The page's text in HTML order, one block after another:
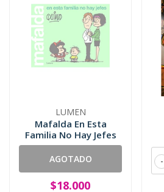
LUMEN
Mafalda En Esta
Familia No Hay Jefes
AGOTADO
$18.000
-